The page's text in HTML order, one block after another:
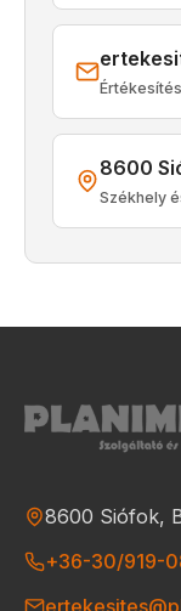
8600
Székhely
8600 Siófok,
+36-30/919-